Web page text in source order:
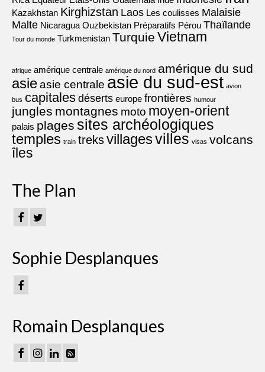
Kazakhstan Kirghizstan Laos Les coulisses Malaisie
Malte Nicaragua Ouzbekistan Préparatifs Pérou Thaïlande
Tour du monde Turkmenistan Turquie Vietnam
afrique amérique centrale amérique du nord amérique du sud
asieasie centrale asie du sud-est avion
bus capitales déserts europe frontières humour
jungles montagnes moto moyen-orient
palais plages sites archéologiques
temples train treksvillagesvilles visas volcans
îles
The Plan
Sophie Desplanques
Romain Desplanques